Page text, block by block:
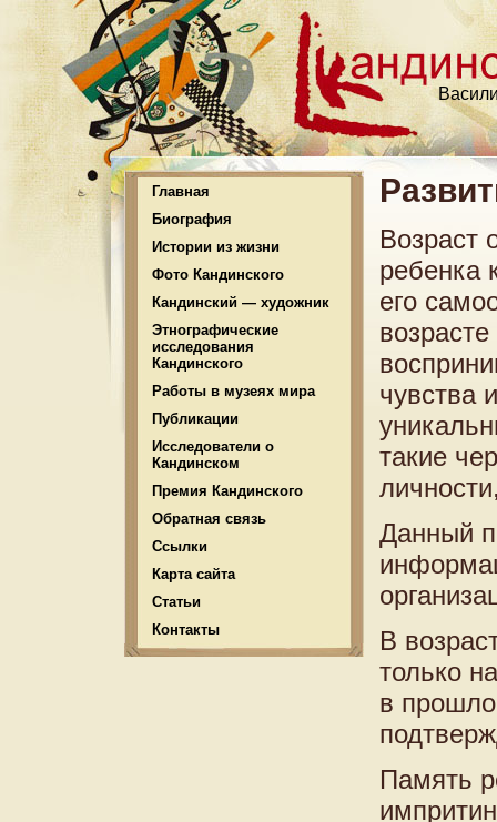
Главная
Биография
Истории из жизни
Фото Кандинского
Кандинский — художник
Этнографические
исследования
Кандинского
Работы в музеях мира
Публикации
Исследователи о
Кандинском
Премия Кандинского
Обратная связь
Ссылки
Карта сайта
Статьи
Контакты
Возраст
ребенка
его
чувства
такие
Данный
В
только
в
Память